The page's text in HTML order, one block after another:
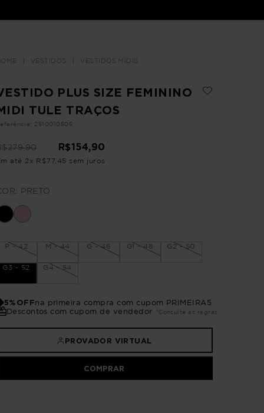
VESTIDOS VESTIDOS MÍDIS
PLUS SIZE FEMININO
TULE TRAÇOS
: 2510010505
279,90 R$154,90
até 2 x R$77, 45 sem juros
PRETO
P - 42 M - 44 G - 46 G1 - 48 G2 - 50
G3 - 52 G4 - 54
5%OFFna primeira compra com cupom PRIMEIRA5
Descontos com cupom de vendedor
*Consulte as regras
PROVADOR VIRTUAL
COMPRAR